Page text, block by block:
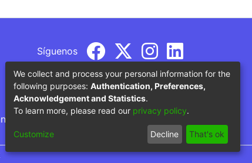
Síguenos
por parte del Ministerio de Educación
We collect and process your personal information for the
following purposes: Authentication, Preferences,
Acknowledgement and Statistics.
To learn more, please read our privacy policy.
Customize Decline That's ok